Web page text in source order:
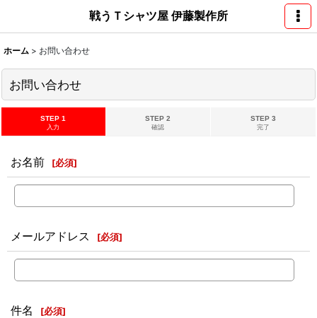
戦うＴシャツ屋 伊藤製作所
ホーム > お問い合わせ
お問い合わせ
STEP 1
入力
STEP 2
確認
STEP 3
完了
お名前 [必須]
メールアドレス [必須]
件名 [必須]